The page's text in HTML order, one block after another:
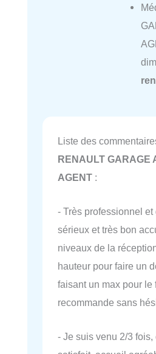
Liste des
RENAULT GARAGE
AGENT :
- Très professionnel et
sérieux et très bon
niveaux de la
hauteur pour faire un
faisant un max pour le
recommande sans
- Je suis venu 2/3 fois,